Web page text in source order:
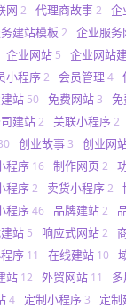
网 2 代理商故事2 企
建站模板 2 企业服务
企业网站 5 企业网站
小程序2 会员管理 4
站 50 免费网站 3 免
建站2 关联小程序2
创业故事 3 创业网
程序 16 制作网页 2
程序2 卖货小程序2
程序46 品牌建站2
站 5 响应式网站2
序 11 在线建站 10
站 12 外贸网站 11
4 定制小程序 3 定制